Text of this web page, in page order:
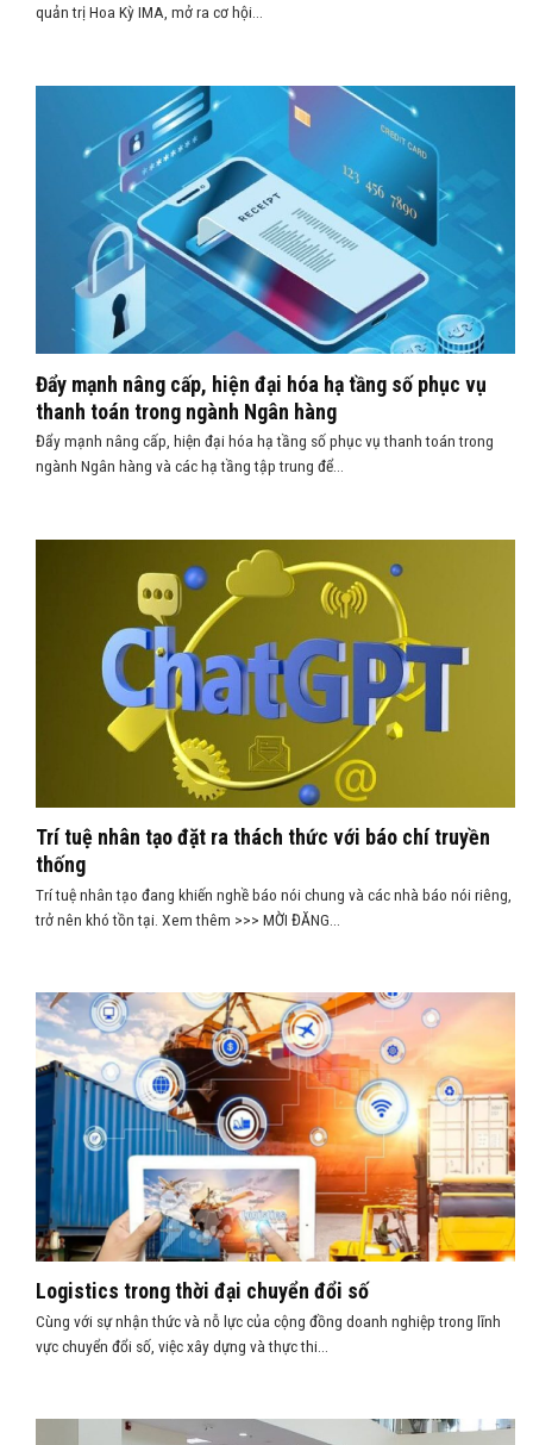
quản trị Hoa Kỳ IMA, mở ra cơ hội...
Đẩy mạnh nâng cấp, hiện đại hóa hạ tầng số phục vụ
thanh toán trong ngành Ngân hàng
Đẩy mạnh nâng cấp, hiện đại hóa hạ tầng số phục vụ thanh toán trong
ngành Ngân hàng và các hạ tầng tập trung để...
Trí tuệ nhân tạo đặt ra thách thức với báo chí truyền
thống
Trí tuệ nhân tạo đang khiến nghề báo nói chung và các nhà báo nói riêng,
trở nên khó tồn tại. Xem thêm >>> MỜI ĐĂNG...
Logistics trong thời đại chuyển đổi số
Cùng với sự nhận thức và nỗ lực của cộng đồng doanh nghiệp trong lĩnh
vực chuyển đổi số, việc xây dựng và thực thi...